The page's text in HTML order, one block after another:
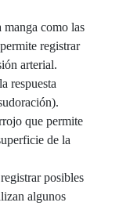
como las
registrar
arterial.
respuesta
que permite
de la
posibles
algunos